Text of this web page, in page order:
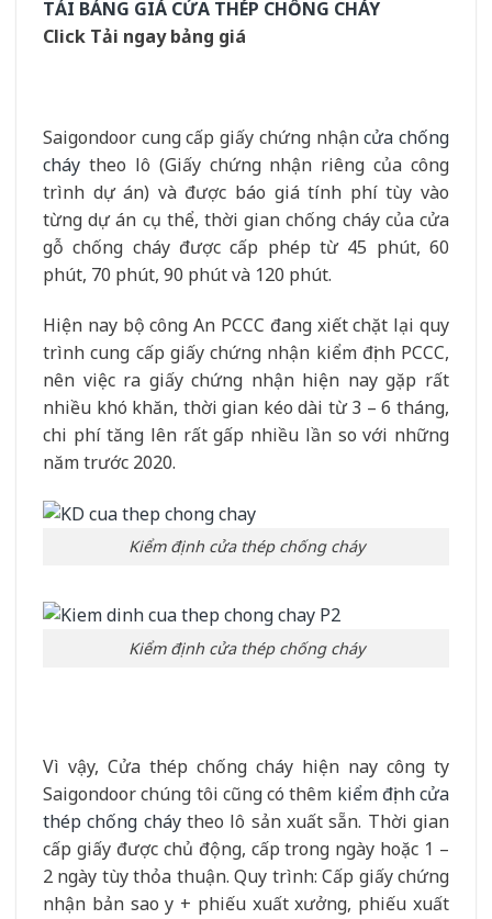
TẢI BẢNG GIÁ CỬA THÉP CHỐNG CHÁY
Click Tải ngay bảng giá
Saigondoor cung cấp giấy chứng nhậncửa chống
cháy theo lô (Giấy chứng nhận riêng của công
trình dự án) và được báo giá tính phí tùy vào
từng dự án cụ thể, thời gian chống cháy của cửa
gỗ chống cháy được cấp phép từ 45 phút, 60
phút, 70 phút, 90 phút và 120 phút.
Hiện nay bộ công An PCCC đang xiết chặt lại quy
trình cung cấp giấy chứng nhận kiểm định PCCC,
nên việc ra giấy chứng nhận hiện nay gặp rất
nhiều khó khăn, thời gian kéo dài từ 3 – 6 tháng,
chi phí tăng lên rất gấp nhiều lần so với những
năm trước 2020.
Kiểm định cửa thép chống cháy
Kiểm định cửa thép chống cháy
Vì vậy, Cửa thép chống cháy hiện nay công ty
Saigondoor chúng tôi cũng có thêm kiểm định cửa
thép chống cháytheo lô sản xuất sẵn. Thời gian
cấp giấy được chủ động, cấp trong ngày hoặc 1 –
2 ngày tùy thỏa thuận. Quy trình: Cấp giấy chứng
nhận bản sao y + phiếu xuất xưởng, phiếu xuất